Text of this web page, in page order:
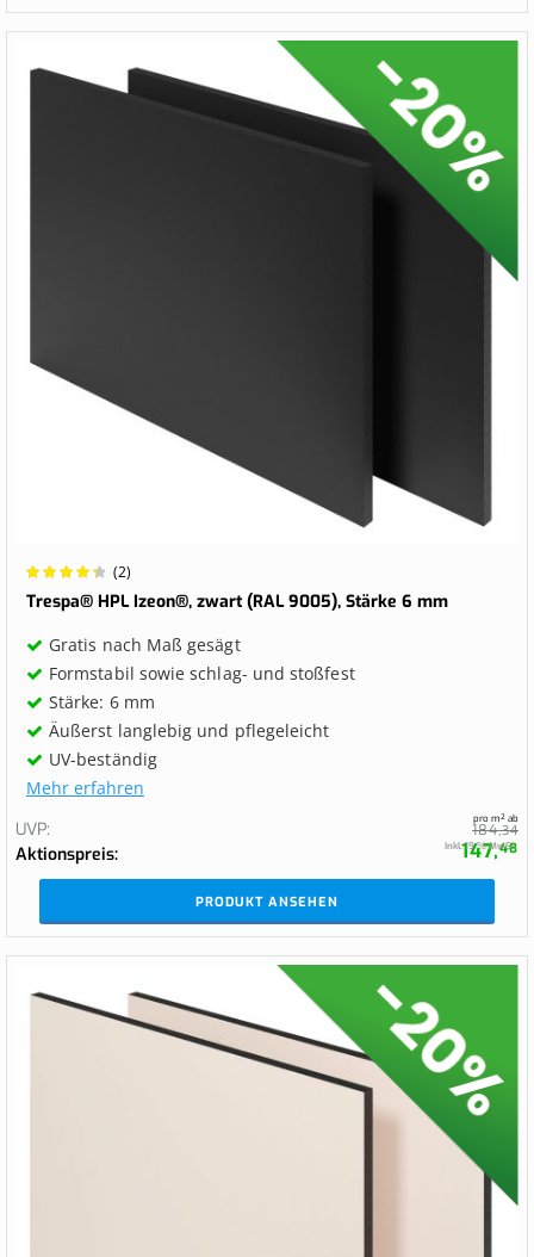
Wertung:
90%
(2)
Trespa® HPL Izeon®, zwart (RAL 9005), Stärke 6 mm
Gratis nach Maß gesägt
Formstabil sowie schlag- und stoßfest
Stärke: 6 mm
Äußerst langlebig und pflegeleicht
UV-beständig
Mehr erfahren
UVP
184,34
Aktionspreis
pro m² ab
147,48
Inkl. 19 % MwSt.
PRODUKT ANSEHEN